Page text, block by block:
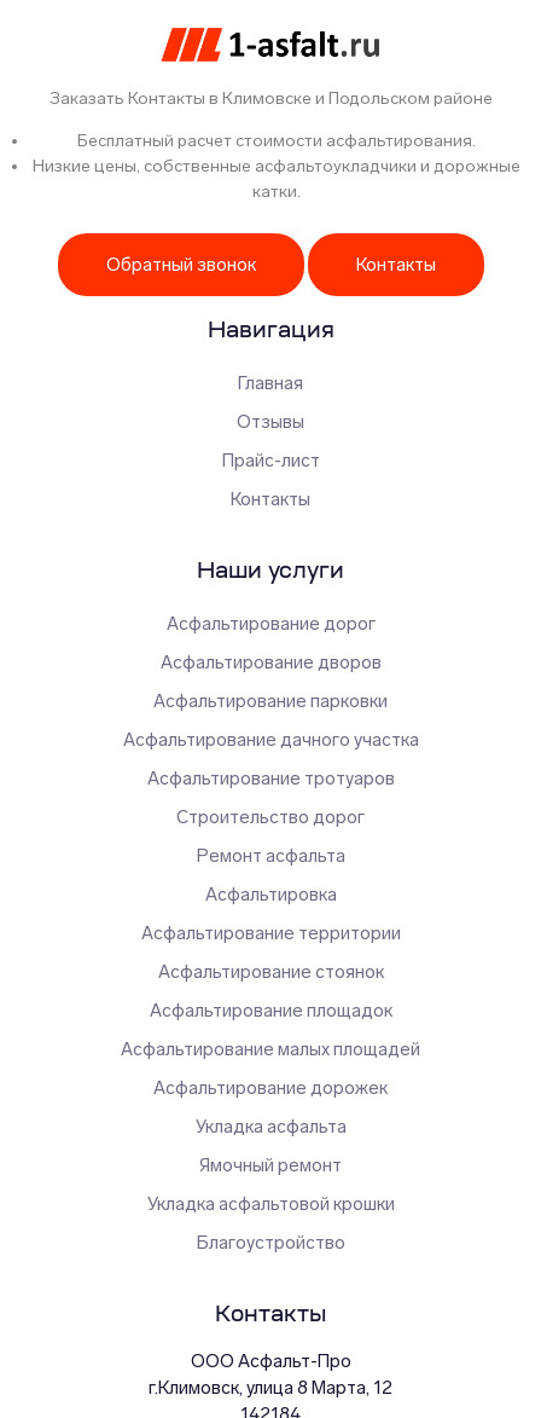
Заказать Контакты в Климовске и Подольском районе
Бесплатный расчет стоимости асфальтирования.
Низкие цены, собственные асфальтоукладчики и дорожные
катки.
Обратный звонок Контакты
Навигация
Главная
Отзывы
Прайс-лист
Контакты
Наши услуги
Асфальтирование дорог
Асфальтирование дворов
Асфальтирование парковки
Асфальтирование дачного участка
Асфальтирование тротуаров
Строительство дорог
Ремонт асфальта
Асфальтировка
Асфальтирование территории
Асфальтирование стоянок
Асфальтирование площадок
Асфальтирование малых площадей
Асфальтирование дорожек
Укладка асфальта
Ямочный ремонт
Укладка асфальтовой крошки
Благоустройство
Контакты
ООО Асфальт-Про
г.Климовск, улица 8 Марта, 12